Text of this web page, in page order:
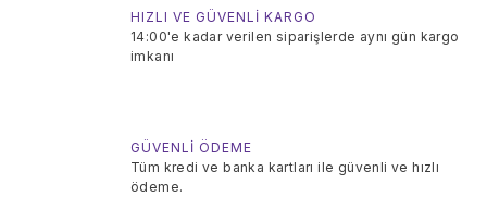
HIZLI VE GÜVENLİ KARGO
14:00'e kadar verilen siparişlerde aynı gün kargo
imkanı
GÜVENLİ ÖDEME
Tüm kredi ve banka kartları ile güvenli ve hızlı
ödeme.